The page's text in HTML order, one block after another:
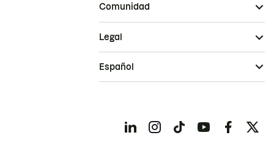
Comunidad
Legal
Español